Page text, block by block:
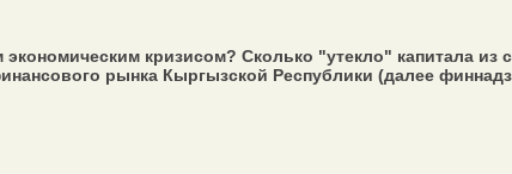
кризисом? Сколько "утекло" капитала
рынка Кыргызской Республики (далее